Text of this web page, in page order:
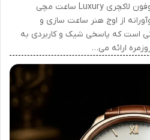
برسی بهترین ساعت مچی میکروفون لاکچری Luxury ساعت مچی
از اوج هنر ساعت سازی و
است که پاسخی شیک و کاربردی به
ارائه می…